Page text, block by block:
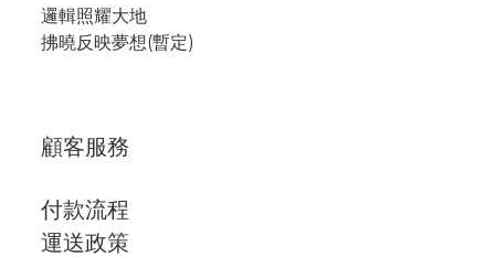
邏輯照耀大地
拂曉反映夢想(暫定)
顧客服務
付款流程
運送政策